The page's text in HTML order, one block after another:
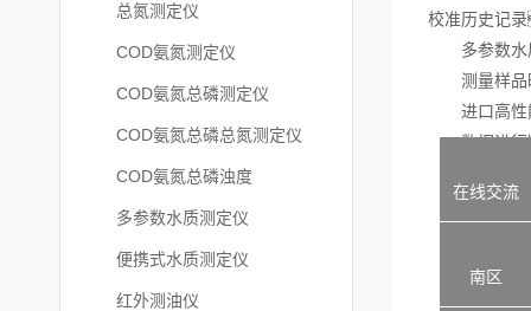
总氮测定仪
COD氨氮测定仪
COD氨氮总磷测定仪
COD氨氮总磷总氮测定仪
COD氨氮总磷浊度
多参数水质测定仪
便携式水质测定仪
红外测油仪
校准历史
多参数水
测量样品
进口高性
数据进行
大屏幕液
测试方案
在线交流
南区